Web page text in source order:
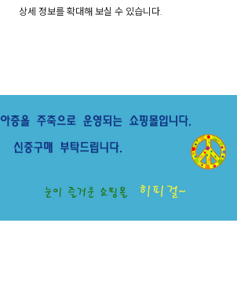
상세 정보를 확대해 보실 수 있습니다.